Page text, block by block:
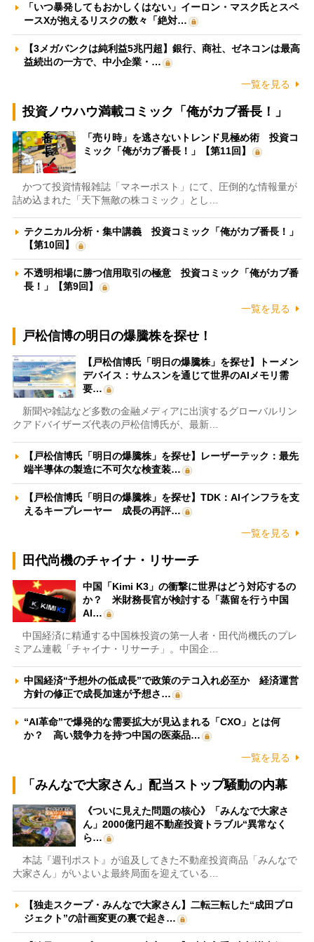
「いつ暴発してもおかしくはない」イーロン・マスク氏とスペ
ースXが抱えるリスクの数々「絶対…
【3メガバンクは純利益5兆円超】銀行、商社、ゼネコンは最高
益続出の一方で、中小企業・…
一覧を見る
投資ノウハウ満載コミック「俺がカブ番長！」
「売り時」を逃さないトレンド見極め術 投資コ
ミック「俺がカブ番長！」【第11回】
かつて投資情報雑誌「マネーポスト」にて、圧倒的な情報量が
詰め込まれた「天下無敵の株コミック」とし…
テクニカル分析・集中講義 投資コミック「俺がカブ番長！」
【第10回】
不透明相場に勝つ信用取引の極意 投資コミック「俺がカブ番
長！」【第9回】
一覧を見る
戸松信博の明日の爆騰株を探せ！
【戸松信博氏「明日の爆騰株」を探せ】トーメン
デバイス：サムスンを通じて世界のAIメモリ需
要…
新聞や雑誌など多数の金融メディアに出演するグローバルリン
クアドバイザーズ代表の戸松信博氏が、最新…
【戸松信博氏「明日の爆騰株」を探せ】レーザーテック：最先
端半導体の製造に不可欠な検査装…
【戸松信博氏「明日の爆騰株」を探せ】TDK：AIインフラを支
えるキープレーヤー 成長の再評…
一覧を見る
田代尚機のチャイナ・リサーチ
中国「Kimi K3」の衝撃に世界はどう対応するの
か？ 米財務長官が検討する「蒸留を行う中国
AI…
中国経済に精通する中国株投資の第一人者・田代尚機氏のプレ
ミアム連載「チャイナ・リサーチ」。中国企…
中国経済“予想外の低成長”で政策のテコ入れ必至か 経済運営
方針の修正で成長加速が予想さ…
“AI革命”で爆発的な需要拡大が見込まれる「CXO」とは何
か？ 高い競争力を持つ中国の医薬品…
一覧を見る
「みんなで大家さん」配当ストップ騒動の内幕
《ついに見えた問題の核心》「みんなで大家さ
ん」2000億円超不動産投資トラブル“異常なく
ら…
本誌『週刊ポスト』が追及してきた不動産投資商品「みんなで
大家さん」がいよいよ最終局面を迎えている…
【独走スクープ・みんなで大家さん】二転三転した“成田プロ
ジェクト”の計画変更の裏で起き…